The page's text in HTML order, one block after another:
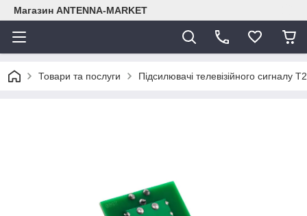
Магазин ANTENNA-MARKET
Товари та послуги Підсилювачі телевізійного сигналу